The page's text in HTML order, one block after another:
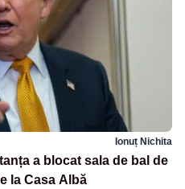
Ionuț Nichita
a blocat sala de bal de
la Casa Albă